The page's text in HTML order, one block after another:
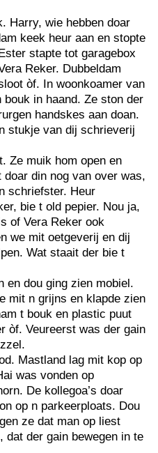
Harry, wie hebben doar
keek heur aan en stopte
stapte tot garagebox
Reker. Dubbeldam
òf. In woonkoamer van
in haand. Ze ston der
handskes aan doan.
stukje van dij schrieverij
Ze muik hom open en
din nog van over was,
schriefster. Heur
bie t old pepier. Nou ja,
of Vera Reker ook
we mit oetgeverij en dij
Wat staait der bie t
en dou ging zien mobiel.
mit n grijns en klapde zien
t bouk en plastic puut
òf. Veureerst was der gain
Mastland lag mit kop op
was vonden op
De kollegoa’s doar
op n parkeerploats. Dou
ze dat man op liest
dat der gain bewegen in te